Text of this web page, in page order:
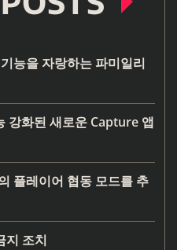
능을 자랑하는 파미일리
강화된 새로운 Capture 앱
플레이어 협동 모드를 추
지 조치